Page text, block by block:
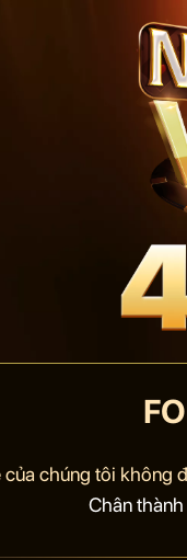
của chúng tôi không
Chân